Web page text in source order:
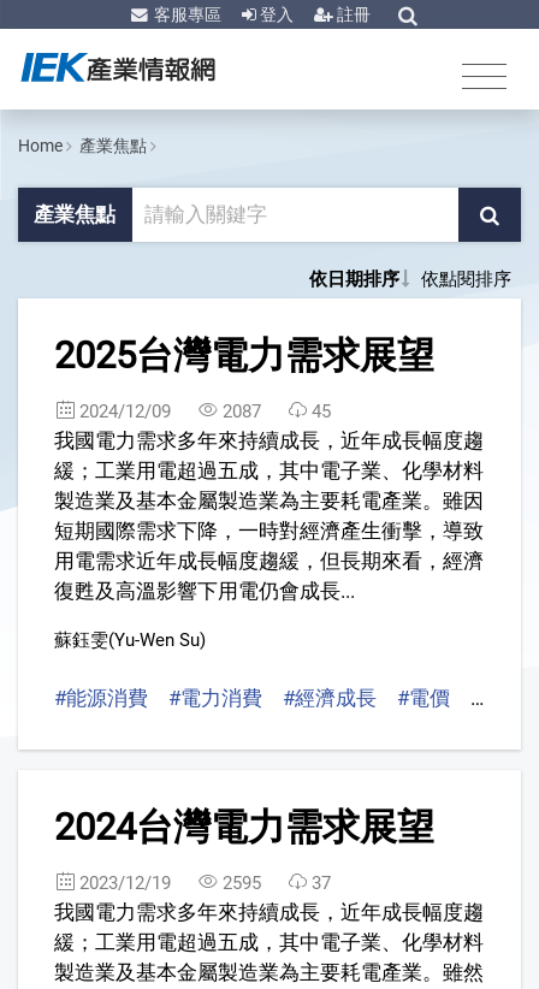
客服專區 登入 註冊
Home 產業焦點
產業焦點
依日期排序 依點閱排序
2025台灣電力需求展望
2024/12/09 2087 45
我國電力需求多年來持續成長，近年成長幅度趨
緩；工業用電超過五成，其中電子業、化學材料
製造業及基本金屬製造業為主要耗電產業。雖因
短期國際需求下降，一時對經濟產生衝擊，導致
用電需求近年成長幅度趨緩，但長期來看，經濟
復甦及高溫影響下用電仍會成長...
蘇鈺雯(Yu-Wen Su)
#能源消費 #電力消費 #經濟成長 #電價 #預測
2024台灣電力需求展望
2023/12/19 2595 37
我國電力需求多年來持續成長，近年成長幅度趨
緩；工業用電超過五成，其中電子業、化學材料
製造業及基本金屬製造業為主要耗電產業。雖然